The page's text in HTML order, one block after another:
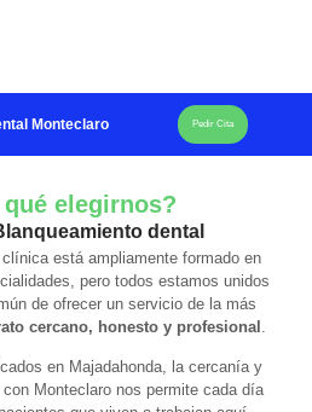
Monteclaro Pedir Cita
qué elegirnos?
dental
está ampliamente formado en
pero todos estamos unidos
de ofrecer un servicio de la más
cercano, honesto y profesional
en Majadahonda, la cercanía y
Monteclaro nos permite cada día